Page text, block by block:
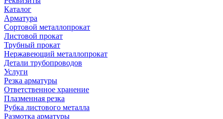
Каталог
Арматура
Сортовой металлопрокат
Листовой прокат
Трубный прокат
Нержавеющий металлопрокат
Детали трубопроводов
Услуги
Резка арматуры
Ответственное хранение
Плазменная резка
Рубка листового металла
Размотка арматуры